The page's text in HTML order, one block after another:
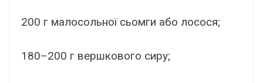
200 г малосольної сьомги або лосося;
180–200 г вершкового сиру;